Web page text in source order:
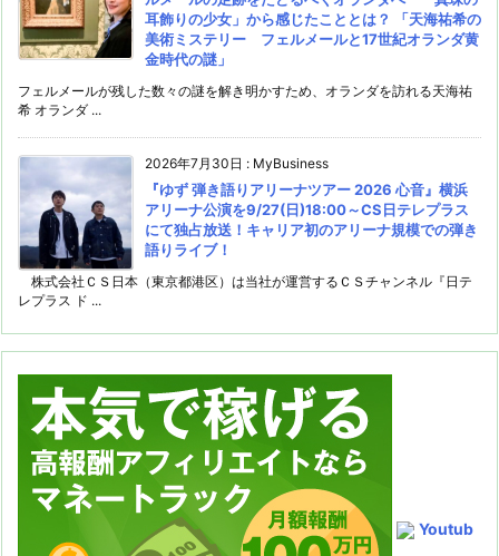
耳飾りの少女」から感じたこととは？ 「天海祐希の
美術ミステリー フェルメールと17世紀オランダ黄
金時代の謎」
フェルメールが残した数々の謎を解き明かすため、オランダを訪れる天海祐
希 オランダ ...
2026年7月30日 : MyBusiness
『ゆず 弾き語りアリーナツアー 2026 心音』横浜
アリーナ公演を9/27(日)18:00～CS日テレプラス
にて独占放送！キャリア初のアリーナ規模での弾き
語りライブ！
株式会社ＣＳ日本（東京都港区）は当社が運営するＣＳチャンネル『日テ
レプラス ド ...
Youtub